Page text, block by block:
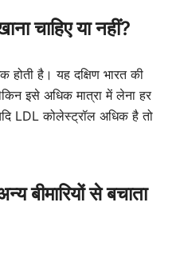
चाहिए या नहीं?
होती है। यह दक्षिण भारत की
इसे अधिक मात्रा में लेना हर
LDL कोलेस्ट्रॉल अधिक है तो
बीमारियों से बचाता